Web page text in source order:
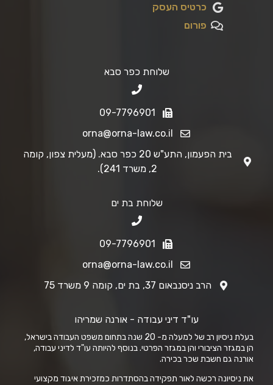
כרטיס העסק
פורום
שלוחת כפר סבא
09-7796901
orna@orna-law.co.il
בית הפעמון, התע"ש 20 כפר סבא. (מעלית צפון, קומה
2, משרד 241).
שלוחת בת ים
09-7796901
orna@orna-law.co.il
הרב ניסנבאום 37, בת ים, קומה 9 משרד 75
עו"ד דיני עבודה - אורנה שמריהו
בעלת ניסיון רב של למעלה מ- 20 שנה בתחום משפט העבודה בישראל,
הן במגזר הציבורי והן במגזר הפרטי. בנוסף להיותה עו"ד לדיני עבודה,
אורנה גם חשבת שכר בכירה.
את ניסיונה רכשה לאור תפקידה בהסתדרות כמזכירת איגוד מקצועי